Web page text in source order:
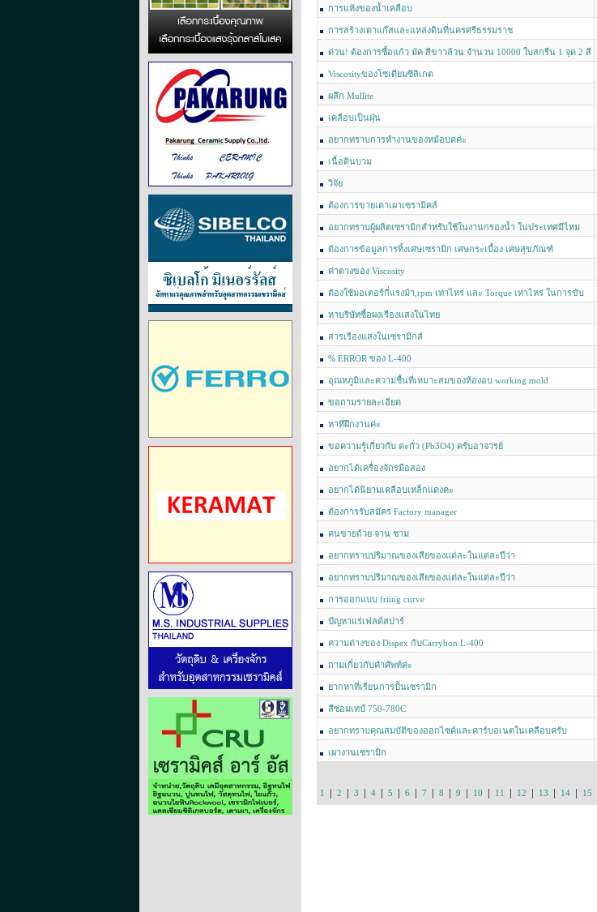
การแห้งของน้ำเคลือบ
การสร้างเตาแก๊สและแหล่งดินที่นครศรีธรรมราช
ด่วน! ต้องการซื้อแก้ว มัค สีขาวล้วน จำนวน 10000 ใบสกรีน 1 จุด 2 สี
Viscosityของโซเดียมซิลิเกต
ผลึก Mullite
เคลือบเป็นฝุ่น
อยากทราบการทำงานของหม้อบดค่ะ
เนื้อดินบวม
วิจัย
ต้องการขายเตาเผาเซรามิคส์
อยากทราบผู้ผลิตเซรามิกสำหรับใช้ในงานกรองน้ำ ในประเทศมีไหม
ครับ
ต้องการข้อมูลการทิ้งเศษเซรามิก เศษกระเบื้อง เศษสุขภัณฑ์
ค่าตางของ Viscosity
ต้องใช้มอเตอร์กี่แรงม้า,rpm เท่าไหร่ และ Torque เท่าไหร่ ในการขับ
Ballmill ลูกนี้(บอกวิธีคำนวณด้วยนะครับ)
หาบริษัทซื้อผงเรืองแสงในไทย
สารเรืองแสงในเซรามิกส์
% ERROR ของ L-400
อุณหภูมิและความชื้นที่เหมาะสมของห้องอบ working mold
ขอถามรายละเอียด
หาที่ฝึกงานค่ะ
ขอความรู้เกี่ยวกับ ตะกั่ว (Pb3O4) ครับอาจารย์
อยากได้เครื่องจักรมือสอง
อยากได้นิยามเคลือบเหล็กแดงคะ
ต้องการรับสมัคร Factory manager
คนขายถ้วย จาน ชาม
อยากทราบปริมาณของเสียของแต่ละในแต่ละปีว่า
อยากทราบปริมาณของเสียของแต่ละในแต่ละปีว่า
การออกแบบ friing curve
ปัญหาแร่เฟลด์สปาร์
ความต่างของ Dispex กับCarrybon L-400
ถามเกี่ยวกับคำศัพท์ค่ะ
ยากหาที่เรียนการปั้นเซรามิก
สีซ่อมเทป์ 750-780C
อยากทราบคุณสมบัติของออกไซค์และคาร์บอเนตในเคลือบครับ
เผางานเซรามิก
1 | 2 | 3 | 4 | 5 | 6 | 7 | 8 | 9 | 10 | 11 | 12 | 13 | 14 | 15